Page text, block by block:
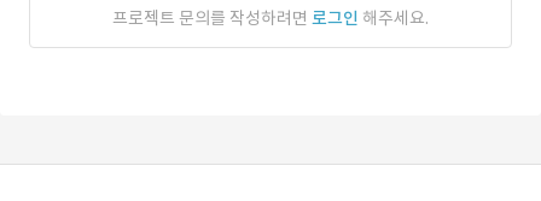
프로젝트 문의를 작성하려면 로그인 해주세요.